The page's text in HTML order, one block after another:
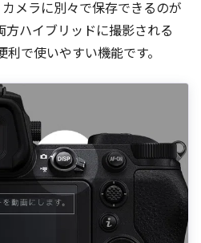
メラに別々で保存できるのが
方ハイブリッドに撮影される
で使いやすい機能です。